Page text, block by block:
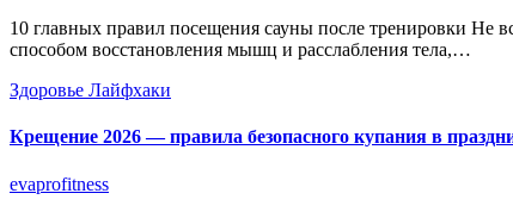
10 главных правил посещения сауны после тренировки Не
способом восстановления мышц и расслабления тела,…
Здоровье Лайфхаки
Крещение 2026 — правила безопасного купания в
evaprofitness